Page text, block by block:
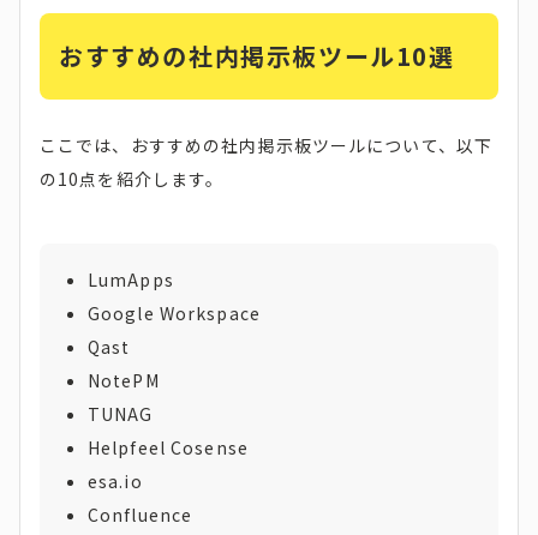
おすすめの社内掲示板ツール10選
ここでは、おすすめの社内掲示板ツールについて、以下
の10点を紹介します。
LumApps
Google Workspace
Qast
NotePM
TUNAG
Helpfeel Cosense
esa.io
Confluence